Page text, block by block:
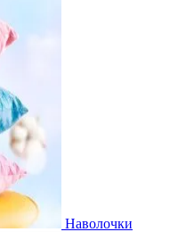
Наволочки